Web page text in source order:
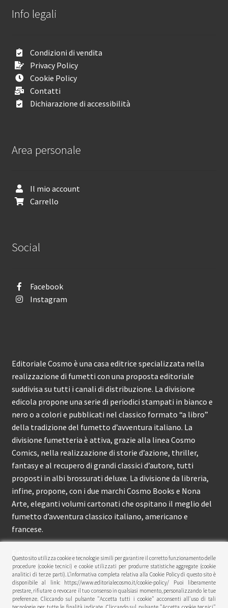
Info legali
Condizioni di vendita
Privacy Policy
Cookie Policy
Contatti
Dichiarazione di accessibilità
Area personale
Il mio account
Carrello
Social
Facebook
Instagram
Editoriale Cosmo è una casa editrice specializzata nella
realizzazione di fumetti con una proposta editoriale
suddivisa su tutti i canali di distribuzione. La divisione
edicola propone una serie di periodici stampati in bianco e
nero o a colori e pubblicati nel classico formato “a libro”
della tradizione del fumetto d’avventura italiano. La
divisione fumetteria è attiva, grazie alla linea Cosmo
Comics, nella realizzazione di storie d’azione, thriller,
fantasy e al recupero di grandi classici d’autore, tutti
proposti in albi brossurati deluxe. La divisione da libreria,
infine, propone, con i due marchi Cosmo Books e Nona
Arte, eleganti volumi cartonati che ospitano il meglio del
fumetto d’avventura classico italiano, americano e
francese.
Editoriale Cosmo è attiva dal 2012 e propone ai lettori
circa 150 pubblicazioni l’anno.
© Editoriale Cosmo 2026
Privacy Policy
Questo sito utilizza cookie e tecnologie simili per garantire il corretto funzionamento delle
procedure (cookie tecnici) e cookie utilizzati per produrre statistiche aggregate (cookie
analitici di terze parti). L’informativa completa relativa alla Cookie Policy di questo sito è
disponibile al link: https://www.editorialecosmo.it/cookie-policy/ Puoi liberamente
prestare, rifiutare o revocare il tuo consenso in qualsiasi momento, personalizzando le tue
preferenze. Cliccando sul pulsante "Accetta tutti i cookie" acconsenti all'uso di tali